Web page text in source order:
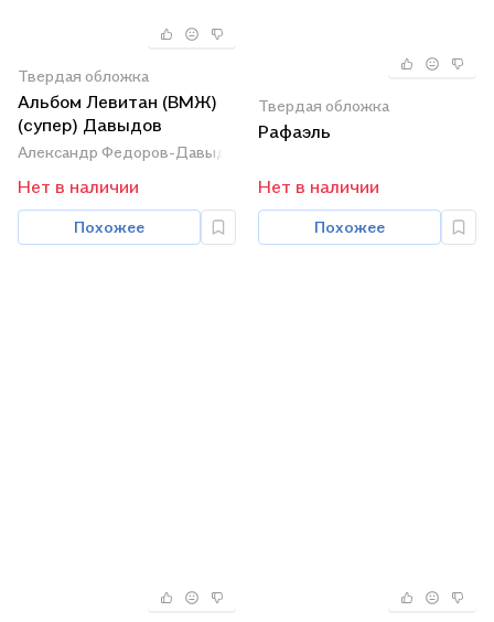
Твердая обложка
Альбом Левитан (ВМЖ)
(супер) Давыдов
Александр Федоров-Давыдов
Нет в наличии
Похожее
Твердая обложка
Рафаэль
Нет в наличии
Похожее